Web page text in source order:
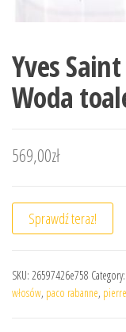
Yves
Woda
569,00zł
Sprawdź teraz!
SKU: 26597426e758 Category:
włosów, paco rabanne,